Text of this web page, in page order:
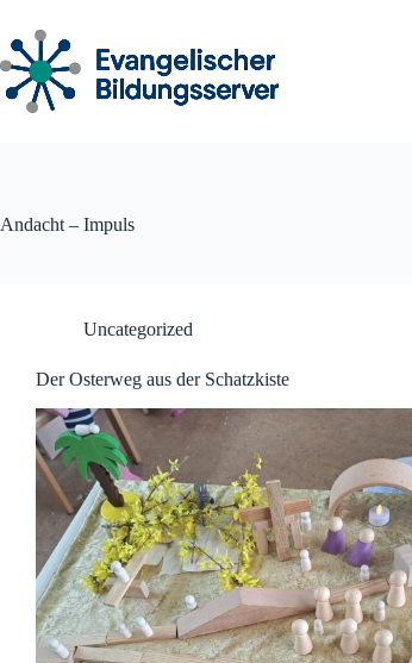
Inhalt
springen
Andacht – Impuls
Uncategorized
Der Osterweg aus der Schatzkiste